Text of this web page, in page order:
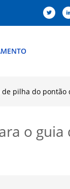
pilha do pontão
o guia